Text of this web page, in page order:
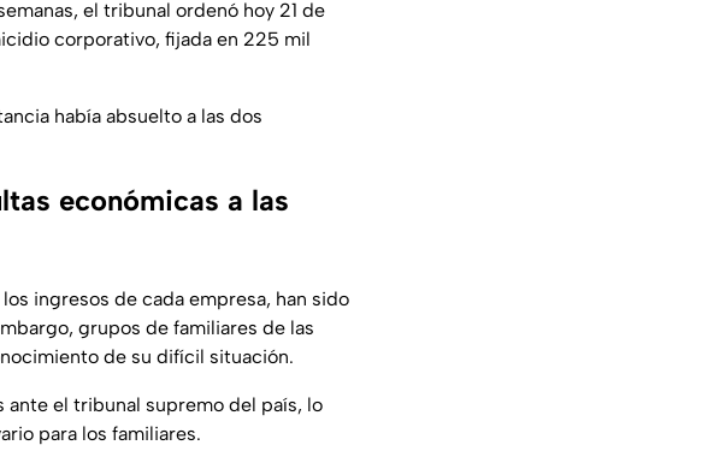
el tribunal ordenó hoy 21 de
corporativo, fijada en 225 mil
había absuelto a las dos
económicas a las
ingresos de cada empresa, han sido
grupos de familiares de las
de su difícil situación.
ante el tribunal supremo del país, lo
para los familiares.